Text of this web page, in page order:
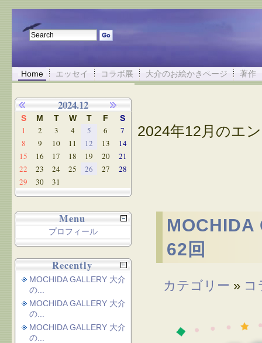
Home エッセイ コラボ展 大介のお絵かきページ 著作
2024年12月のエ
62回
カテゴリー » コ
2024.12
S M T W T F S
1 2 3 4 5 6
7
8
9 10 11 12 13
14
15
16 17 18 19 20
21
22
23 24 25 26 27
28
29
30 31
Menu
プロフィール
Recently
MOCHIDA GALLERY 大介
の...
MOCHIDA GALLERY 大介
の...
MOCHIDA GALLERY 大介
の...